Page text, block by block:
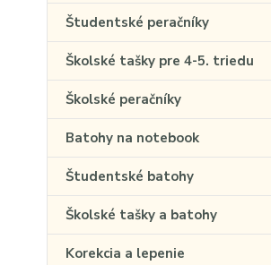
Študentské peračníky
Školské tašky pre 4-5. triedu
Školské peračníky
Batohy na notebook
Študentské batohy
Školské tašky a batohy
Korekcia a lepenie